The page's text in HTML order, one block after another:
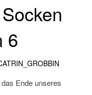
6
Ende unseres